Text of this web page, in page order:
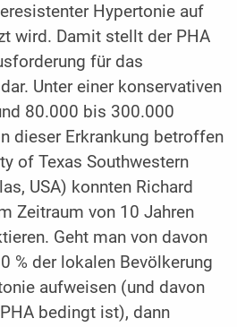
Hypertonie auf
wird. Damit stellt der PHA
für das
Unter einer konservativen
80.000 bis 300.000
dieser Erkrankung betroffen
of Texas Southwestern
USA) konnten Richard
Zeitraum von 10 Jahren
Geht man von davon
% der lokalen Bevölkerung
aufweisen (und davon
bedingt ist), dann